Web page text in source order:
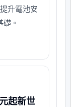
升電池安
。
起新世